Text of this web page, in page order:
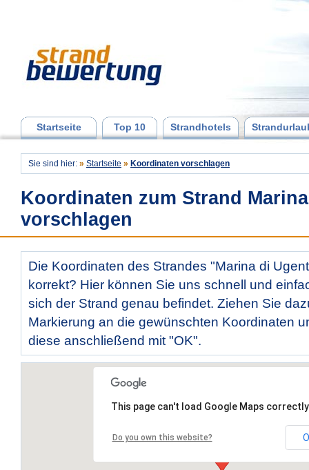
Startseite Top 10 Strandhotels
Sie sind hier: » Startseite » Koordinaten vorschlagen
Koordinaten zum Strand
vorschlagen
Die Koordinaten des Strandes "Marina di
korrekt? Hier können Sie uns schnell und
sich der Strand genau befindet. Ziehen Sie
Markierung an die gewünschten Koordinaten
diese anschließend mit "OK".
This page can't load Google Maps
Do you own this website?